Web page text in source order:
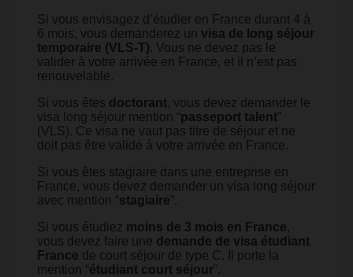
Si vous envisagez d’étudier en France durant 4 à
6 mois, vous demanderez un visa de long séjour
temporaire (VLS-T). Vous ne devez pas le
valider à votre arrivée en France, et il n’est pas
renouvelable.
Si vous êtes doctorant, vous devez demander le
visa long séjour mention “passeport talent”
(VLS). Ce visa ne vaut pas titre de séjour et ne
doit pas être validé à votre arrivée en France.
Si vous êtes stagiaire dans une entreprise en
France, vous devez demander un visa long séjour
avec mention “stagiaire”.
Si vous étudiez moins de 3 mois en France,
vous devez faire une demande de visa étudiant
France de court séjour de type C. Il porte la
mention “étudiant court séjour”.